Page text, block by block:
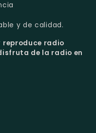
y de calidad.
reproduce radio
de la radio en